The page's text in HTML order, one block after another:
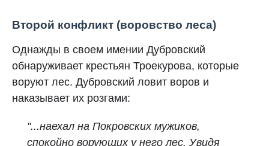
Второй конфликт (воровство леса)
Однажды в своем имении Дубровский
обнаруживает крестьян Троекурова, которые
воруют лес. Дубровский ловит воров и
наказывает их розгами:
"...наехал на Покровских мужиков,
спокойно ворующих у него лес. Увидя